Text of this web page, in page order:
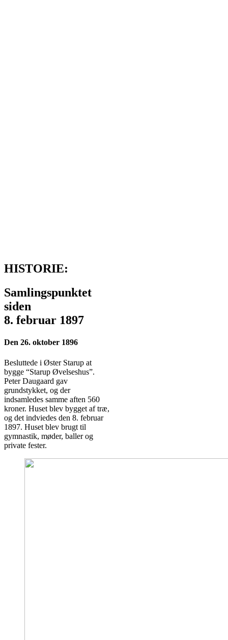
HISTORIE:
Samlingspunktet
siden
8. februar 1897
Den 26. oktober 1896
Besluttede i Øster Starup at
bygge “Starup Øvelseshus”.
Peter Daugaard gav
grundstykket, og der
indsamledes samme aften 560
kroner. Huset blev bygget af træ,
og det indviedes den 8. februar
1897. Huset blev brugt til
gymnastik, møder, baller og
private fester.